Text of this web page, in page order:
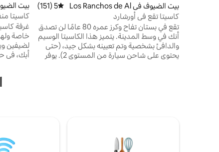
بيت الضيوف في Los Ranchos de Al
buquerque
متوسط التقييم 5 من 5، 151 مراجعات
5 (151)
كاسيتا تقع في أورشارد
تقع في بستان تفاح وكرز عمره 80 عامًا لن تصدق
أنك في وسط المدينة. يتميز هذا الكاسيتا الوسيم
والدافئ بشخصية وتم تعيينه بشكل جيد، (حتى
يحتوي على شاحن سيارة من المستوى 2). يوفر
بيت
كاسيتا
لشخصين
غرفة
خاصة
لضيفين
أبك، في
وموقف